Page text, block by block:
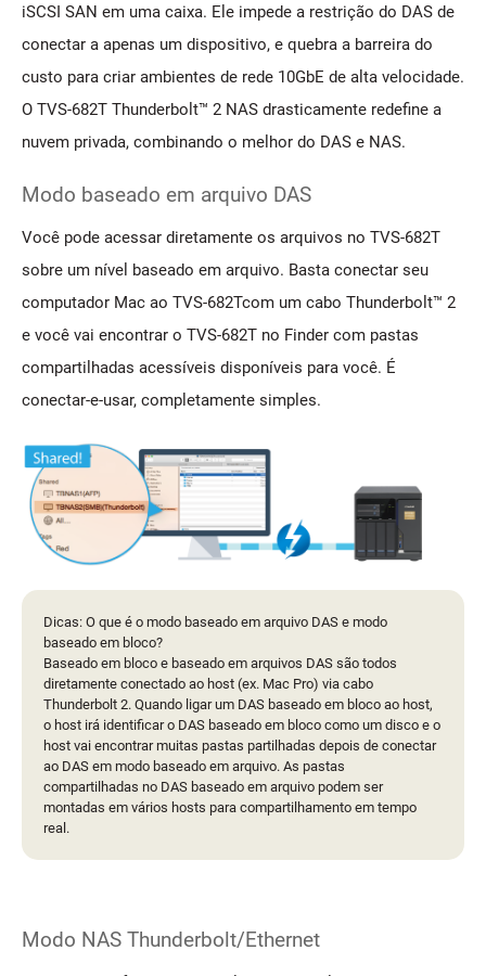
iSCSI SAN em uma caixa. Ele impede a restrição do DAS de
conectar a apenas um dispositivo, e quebra a barreira do
custo para criar ambientes de rede 10GbE de alta velocidade.
O TVS-682T Thunderbolt™ 2 NAS drasticamente redefine a
nuvem privada, combinando o melhor do DAS e NAS.
Modo baseado em arquivo DAS
Você pode acessar diretamente os arquivos no TVS-682T
sobre um nível baseado em arquivo. Basta conectar seu
computador Mac ao TVS-682Tcom um cabo Thunderbolt™ 2
e você vai encontrar o TVS-682T no Finder com pastas
compartilhadas acessíveis disponíveis para você. É
conectar-e-usar, completamente simples.
Dicas: O que é o modo baseado em arquivo DAS e modo
baseado em bloco?
Baseado em bloco e baseado em arquivos DAS são todos
diretamente conectado ao host (ex. Mac Pro) via cabo
Thunderbolt 2. Quando ligar um DAS baseado em bloco ao host,
o host irá identificar o DAS baseado em bloco como um disco e o
host vai encontrar muitas pastas partilhadas depois de conectar
ao DAS em modo baseado em arquivo. As pastas
compartilhadas no DAS baseado em arquivo podem ser
montadas em vários hosts para compartilhamento em tempo
real.
Modo NAS Thunderbolt/Ethernet